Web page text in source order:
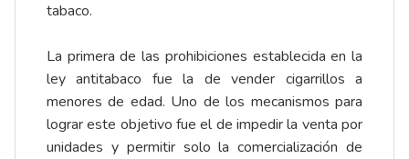
tabaco.
La primera de las prohibiciones establecida en la
ley antitabaco fue la de vender cigarrillos a
menores de edad. Uno de los mecanismos para
lograr este objetivo fue el de impedir la venta por
unidades y permitir solo la comercialización de